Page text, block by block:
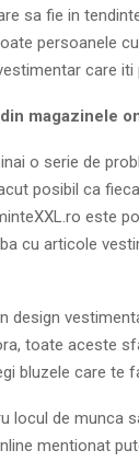
sa fie in
persoanele
care
magazinele
o serie de
posibil ca
este
cu articole
toate aceste
bluzele care te
locul de munca
mentionat